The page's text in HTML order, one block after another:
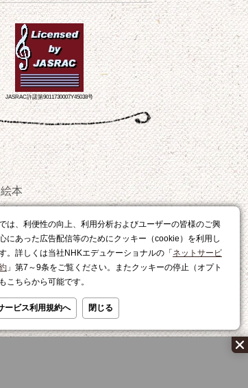
は、利便性の向上、利用分析およびユーザーの皆様のご興
にあった広告配信等のためにクッキー（cookie）を利用し
。詳しくは当社NHKエデュケーショナルの「 ネットサービ
」第7～9条をご覧ください。またクッキーの停止（オプト
こちらから可能です。
ービス利用規約へ 閉じる
JASRAC許諾第9011730007Y45038号
絵本
おやつ
レシピ